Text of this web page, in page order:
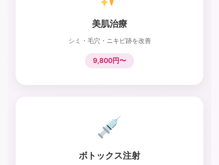
美肌治療
シミ・毛穴・ニキビ跡を改善
9,800円〜
ボトックス注射